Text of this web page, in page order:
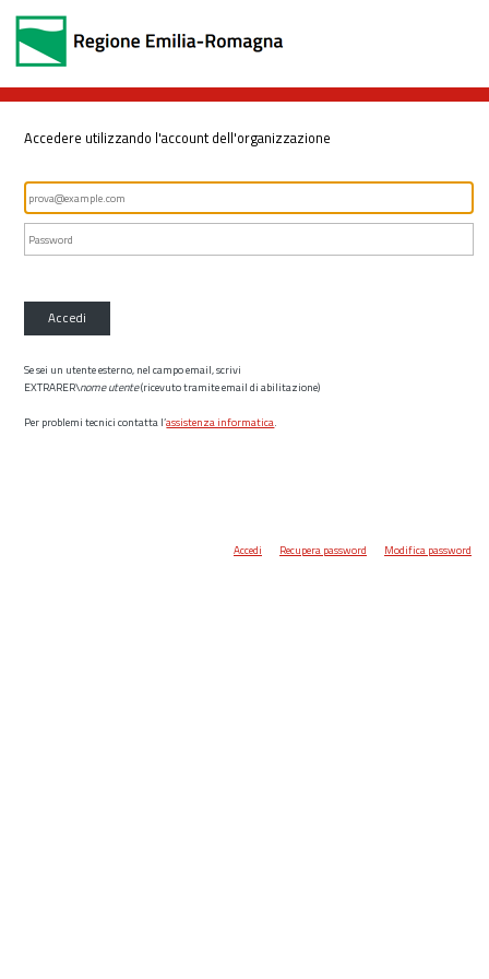
Accedere utilizzando l'account dell'organizzazione
Accedi
Se sei un utente esterno, nel campo email, scrivi
EXTRARER\nome utente(ricevuto tramite email di abilitazione)
Per problemi tecnici contatta l’assistenza informatica.
Accedi Recupera password Modifica password